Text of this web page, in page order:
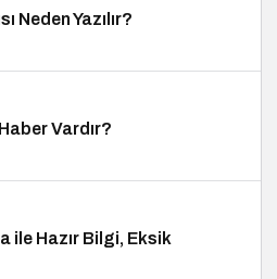
Neden Yazılır?
Vardır?
ile Hazır Bilgi, Eksik